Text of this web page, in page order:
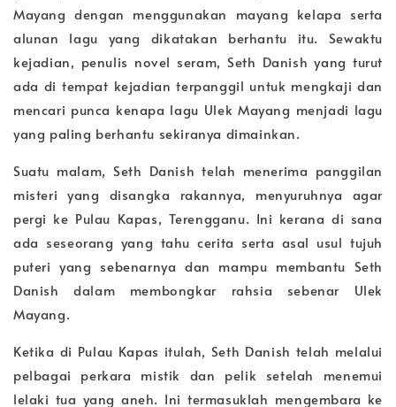
Mayang dengan menggunakan mayang kelapa serta
alunan lagu yang dikatakan berhantu itu. Sewaktu
kejadian, penulis novel seram, Seth Danish yang turut
ada di tempat kejadian terpanggil untuk mengkaji dan
mencari punca kenapa lagu Ulek Mayang menjadi lagu
yang paling berhantu sekiranya dimainkan.
Suatu malam, Seth Danish telah menerima panggilan
misteri yang disangka rakannya, menyuruhnya agar
pergi ke Pulau Kapas, Terengganu. Ini kerana di sana
ada seseorang yang tahu cerita serta asal usul tujuh
puteri yang sebenarnya dan mampu membantu Seth
Danish dalam membongkar rahsia sebenar Ulek
Mayang.
Ketika di Pulau Kapas itulah, Seth Danish telah melalui
pelbagai perkara mistik dan pelik setelah menemui
lelaki tua yang aneh. Ini termasuklah mengembara ke